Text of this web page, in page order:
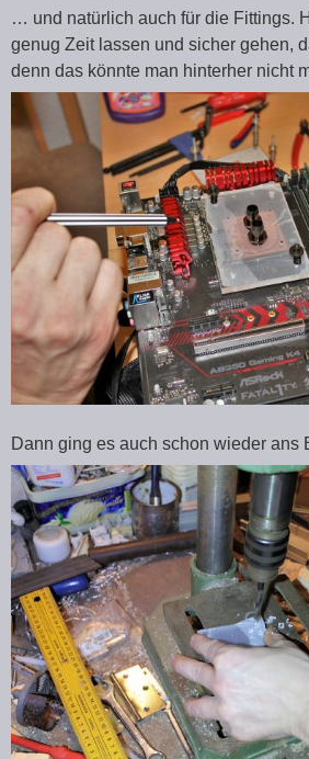
… und natürlich auch für die Fittings.
genug Zeit lassen und sicher gehen,
denn das könnte man hinterher nicht
Dann ging es auch schon wieder ans